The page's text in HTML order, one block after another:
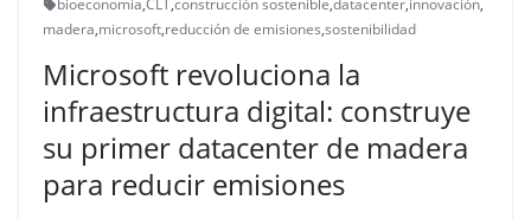
bioeconomía,CLT,construcción sostenible,datacenter,innovación,
madera,microsoft,reducción de emisiones,sostenibilidad
Microsoft revoluciona la
infraestructura digital: construye
su primer datacenter de madera
para reducir emisiones